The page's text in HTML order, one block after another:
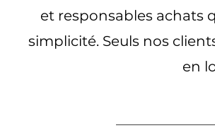
et responsables achats
simplicité. Seuls nos
en